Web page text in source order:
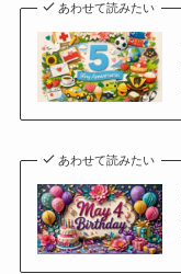
あわせて読みたい
あわせて読みたい